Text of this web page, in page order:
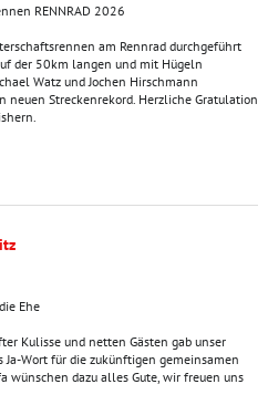
RENNRAD 2026
am Rennrad durchgeführt
der 50km langen und mit Hügeln
Watz und Jochen Hirschmann
neuen Streckenrekord. Herzliche Gratulation
Ehe
Kulisse und netten Gästen gab unser
Ja-Wort für die zukünftigen gemeinsamen
wünschen dazu alles Gute, wir freuen uns